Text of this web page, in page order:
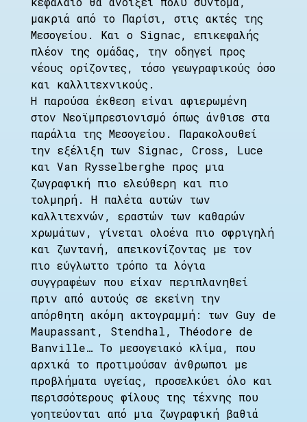
μακριά από το Παρίσι, στις ακτές της
Μεσογείου. Και ο Signac, επικεφαλής
πλέον της ομάδας, την οδηγεί προς
νέους ορίζοντες, τόσο γεωγραφικούς όσο
και καλλιτεχνικούς.
Η παρούσα έκθεση είναι αφιερωμένη
στον Νεοϊμπρεσιονισμό όπως άνθισε στα
παράλια της Μεσογείου. Παρακολουθεί
την εξέλιξη των Signac, Cross, Luce
και Van Rysselberghe προς μια
ζωγραφική πιο ελεύθερη και πιο
τολμηρή. Η παλέτα αυτών των
καλλιτεχνών, εραστών των καθαρών
χρωμάτων, γίνεται ολοένα πιο σφριγηλή
και ζωντανή, απεικονίζοντας με τον
πιο εύγλωττο τρόπο τα λόγια
συγγραφέων που είχαν περιπλανηθεί
πριν από αυτούς σε εκείνη την
απόρθητη ακόμη ακτογραμμή: των Guy de
Maupassant, Stendhal, Théodore de
Banville… Το μεσογειακό κλίμα, που
αρχικά το προτιμούσαν άνθρωποι με
προβλήματα υγείας, προσελκύει όλο και
περισσότερους φίλους της τέχνης που
γοητεύονται από μια ζωγραφική βαθιά